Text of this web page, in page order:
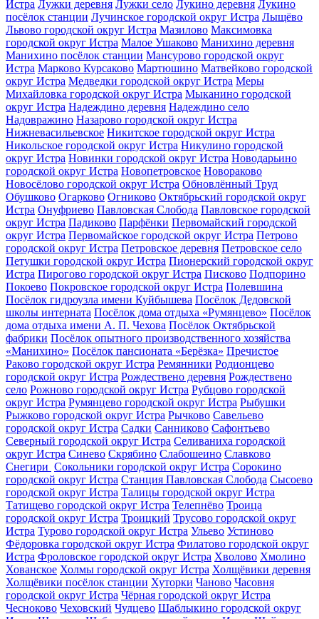
Истра Лужки деревня Лужки село Лукино деревня Лукино
посёлок станции Лучинское городской округ Истра Лыщёво
Львово городской округ Истра Мазилово Максимовка
городской округ Истра Малое Ушаково Манихино деревня
Манихино посёлок станции Мансурово городской округ
Истра Марково Курсаково Мартюшино Матвейково городской
округ Истра Медведки городской округ Истра Меры
Михайловка городской округ Истра Мыканино городской
округ Истра Надеждино деревня Надеждино село
Надовражино Назарово городской округ Истра
Нижневасильевское Никитское городской округ Истра
Никольское городской округ Истра Никулино городской
округ Истра Новинки городской округ Истра Новодарьино
городской округ Истра Новопетровское Новораково
Новосёлово городской округ Истра Обновлённый Труд
Обушково Огарково Огниково Октябрьский городской округ
Истра Онуфриево Павловская Слобода Павловское городской
округ Истра Падиково Парфёнки Первомайский городской
округ Истра Первомайское городской округ Истра Петрово
городской округ Истра Петровское деревня Петровское село
Петушки городской округ Истра Пионерский городской округ
Истра Пирогово городской округ Истра Писково Подпорино
Покоево Покровское городской округ Истра Полевшина
Посёлок гидроузла имени Куйбышева Посёлок Дедовской
школы интерната Посёлок дома отдыха «Румянцево» Посёлок
дома отдыха имени А. П. Чехова Посёлок Октябрьской
фабрики Посёлок опытного производственного хозяйства
«Манихино» Посёлок пансионата «Берёзка» Пречистое
Раково городской округ Истра Ремянники Родионцево
городской округ Истра Рождествено деревня Рождествено
село Рожново городской округ Истра Рубцово городской
округ Истра Румянцево городской округ Истра Рыбушки
Рыжково городской округ Истра Рычково Савельево
городской округ Истра Садки Санниково Сафонтьево
Северный городской округ Истра Селиваниха городской
округ Истра Синево Скрябино Слабошеино Славково
Снегири ‎ Сокольники городской округ Истра Сорокино
городской округ Истра Станция Павловская Слобода Сысоево
городской округ Истра Талицы городской округ Истра
Татищево городской округ Истра Телепнёво Троица
городской округ Истра Троицкий Трусово городской округ
Истра Турово городской округ Истра Ульево Устиново
Фёдоровка городской округ Истра Филатово городской округ
Истра Фроловское городской округ Истра Хволово Хмолино
Хованское Холмы городской округ Истра Холщёвики деревня
Холщёвики посёлок станции Хуторки Чаново Часовня
городской округ Истра Чёрная городской округ Истра
Чесноково Чеховский Чудцево Шаблыкино городской округ